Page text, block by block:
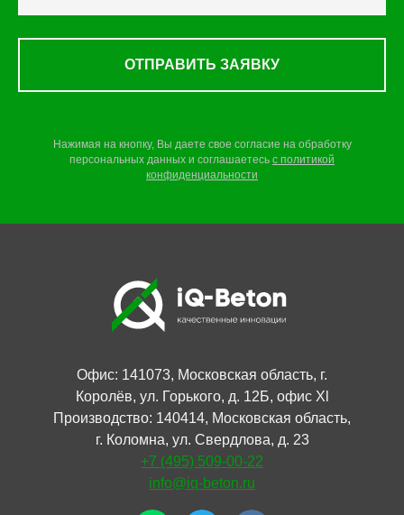
ОТПРАВИТЬ ЗАЯВКУ
Нажимая на кнопку, Вы даете свое согласие на обработку
персональных данных и соглашаетесь c политикой
конфиденциальности
Офис: 141073, Московская область, г.
Королёв, ул. Горького, д. 12Б, офис Xl
Производство: 140414, Московская область,
г. Коломна, ул. Свердлова, д. 23
+7 (495) 509-00-22
info@iq-beton.ru